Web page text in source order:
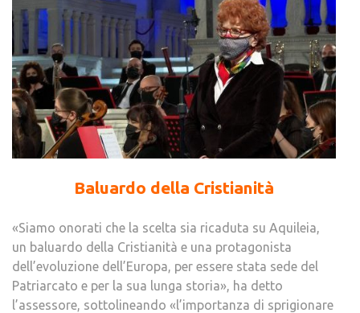
Baluardo della Cristianità
«Siamo onorati che la scelta sia ricaduta su Aquileia,
un baluardo della Cristianità e una protagonista
dell’evoluzione dell’Europa, per essere stata sede del
Patriarcato e per la sua lunga storia», ha detto
l’assessore, sottolineando «l’importanza di sprigionare